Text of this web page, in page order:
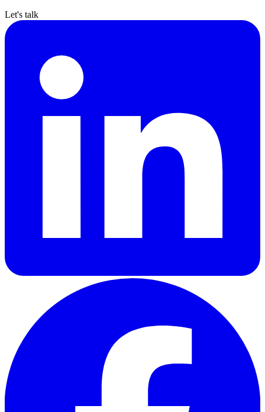
Let's talk